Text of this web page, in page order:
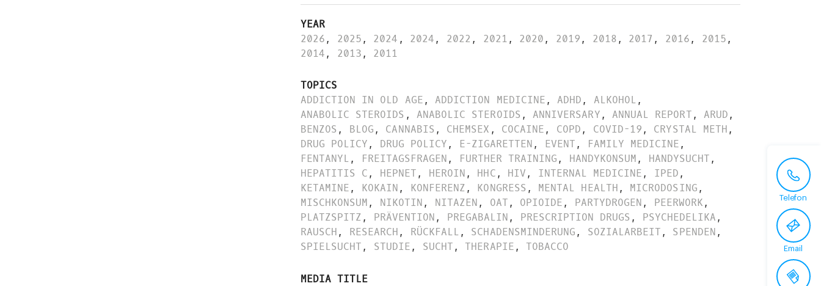
YEAR
2026, 2025, 2024 , 2024, 2022 , 2021, 2020, 2019, 2018, 2017 , 2016, 2015,
2014, 2013, 2011
TOPICS
ADDICTION IN OLD AGE, ADDICTION MEDICINE, ADHD, ALKOHOL,
ANABOLIC STEROIDS , ANABOLIC STEROIDS , ANNIVERSARY, ANNUAL REPORT, ARUD,
BENZOS , BLOG, CANNABIS , CHEMSEX , COCAINE, COPD, COVID-19, CRYSTAL METH,
DRUG POLICY, DRUG POLICY, E-ZIGARETTEN, EVENT, FAMILY MEDICINE,
FENTANYL, FREITAGSFRAGEN, FURTHER TRAINING, HANDYKONSUM, HANDYSUCHT,
HEPATITIS C, HEPNET, HEROIN, HHC, HIV, INTERNAL MEDICINE, IPED,
KETAMINE, KOKAIN, KONFERENZ, KONGRESS , MENTAL HEALTH, MICRODOSING,
MISCHKONSUM, NIKOTIN, NITAZEN, OAT, OPIOIDE, PARTYDROGEN, PEERWORK,
PLATZSPITZ, PRÄVENTION, PREGABALIN, PRESCRIPTION DRUGS , PSYCHEDELIKA,
RAUSCH, RESEARCH, RÜCKFALL, SCHADENSMINDERUNG, SOZIALARBEIT, SPENDEN,
SPIELSUCHT, STUDIE, SUCHT, THERAPIE, TOBACCO
MEDIA TITLE
Telefon
Email